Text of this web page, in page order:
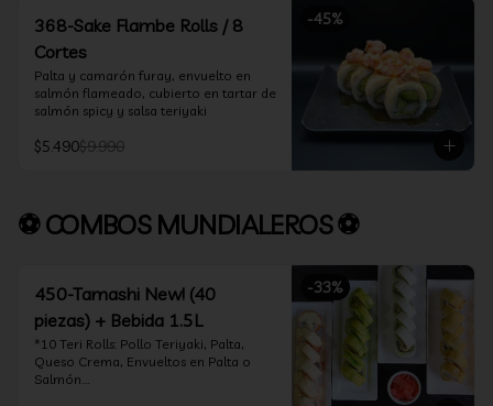
-45%
368-Sake Flambe Rolls / 8
Cortes
Palta y camarón furay, envuelto en
salmón flameado, cubierto en tartar de
salmón spicy y salsa teriyaki
$5.490$9.990
⚽ COMBOS MUNDIALEROS ⚽
-33%
450-Tamashi New! (40
piezas) + Bebida 1.5L
*10 Teri Rolls: Pollo Teriyaki, Palta,
Queso Crema, Envueltos en Palta o
Salmón.